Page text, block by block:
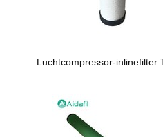
Luchtcompressor-inlinefilter